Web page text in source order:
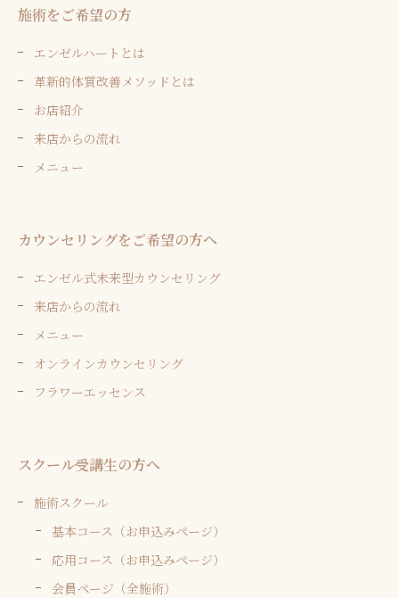
施術をご希望の方
エンゼルハートとは
革新的体質改善メソッドとは
お店紹介
来店からの流れ
メニュー
カウンセリングをご希望の方へ
エンゼル式未来型カウンセリング
来店からの流れ
メニュー
オンラインカウンセリング
フラワーエッセンス
スクール受講生の方へ
施術スクール
基本コース（お申込みページ）
応用コース（お申込みページ）
会員ページ（全施術）